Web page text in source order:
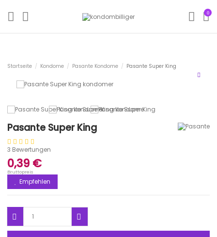
0
Startseite Kondome Pasante Kondome Pasante Super King
Pasante Super King
3 Bewertungen
0,39 €
Bruttopreis
Empfehlen